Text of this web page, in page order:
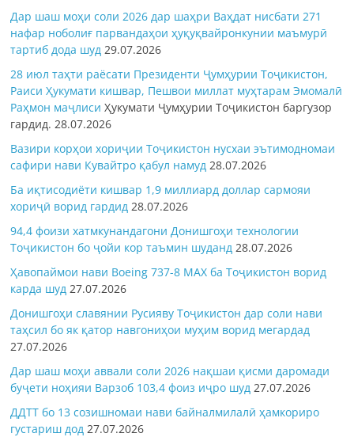
Дар шаш моҳи соли 2026 дар шаҳри Ваҳдат нисбати 271
нафар ноболиғ парвандаҳои ҳуқуқвайронкунии маъмурӣ
тартиб дода шуд 29.07.2026
28 июл таҳти раёсати Президенти Ҷумҳурии Тоҷикистон,
Раиси Ҳукумати кишвар, Пешвои миллат муҳтарам Эмомалӣ
Раҳмон маҷлисиҲукумати Ҷумҳурии Тоҷикистон баргузор
гардид. 28.07.2026
Вазири корҳои хориҷии Тоҷикистон нусхаи эътимодномаи
сафири нави Кувайтро қабул намуд 28.07.2026
Ба иқтисодиёти кишвар 1,9 миллиард доллар сармояи
хориҷӣ ворид гардид 28.07.2026
94,4 фоизи хатмкунандагони Донишгоҳи технологии
Тоҷикистон бо ҷойи кор таъмин шуданд 28.07.2026
Ҳавопаймои нави Boeing 737-8 MAX ба Тоҷикистон ворид
карда шуд 27.07.2026
Донишгоҳи славянии Русияву Тоҷикистон дар соли нави
таҳсил бо як қатор навгониҳои муҳим ворид мегардад
27.07.2026
Дар шаш моҳи аввали соли 2026 нақшаи қисми даромади
буҷети ноҳияи Варзоб 103,4 фоиз иҷро шуд 27.07.2026
ДДТТ бо 13 созишномаи нави байналмилалӣ ҳамкориро
густариш дод 27.07.2026